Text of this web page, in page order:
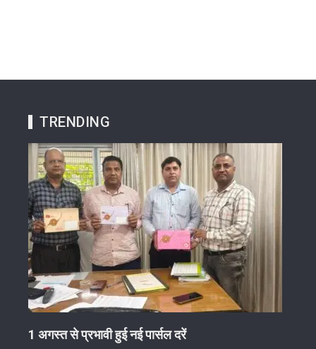
TRENDING
1 अगस्त से प्रभावी हुई नई पार्सल दरें